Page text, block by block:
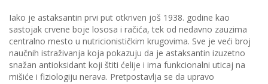
Iako je astaksantin prvi put otkriven još 1938. godine kao
sastojak crvene boje lososa i račića, tek od nedavno zauzima
centralno mesto u nutricionističkim krugovima. Sve je veći broj
naučnih istraživanja koja pokazuju da je astaksantin izuzetno
snažan antioksidant koji štiti ćelije i ima funkcionalni uticaj na
mišiće i fiziologiju nerava. Pretpostavlja se da upravo